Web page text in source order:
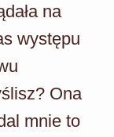
na
występu
Ona
mnie to